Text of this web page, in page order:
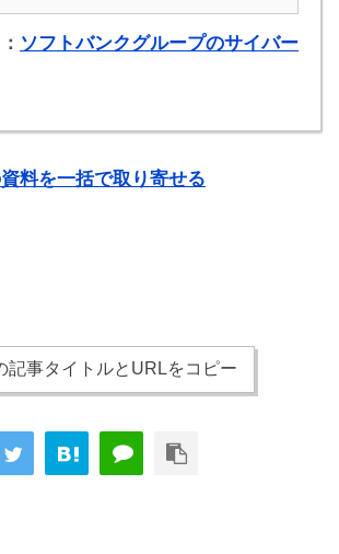
ソフトバンクグループのサイバー
料を一括で取り寄せる
記事タイトルとURLをコピー